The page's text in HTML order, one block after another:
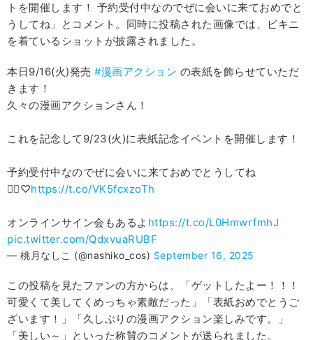
トを開催します！ 予約受付中なのでぜに会いに来ておめでと
うしてね」とコメント。同時に投稿された画像では、ビキニ
を着ているショットが披露されました。
本日9/16(火)発売 #漫画アクション の表紙を飾らせていただ
きます！
久々の漫画アクションさん！
これを記念して9/23(火)に表紙記念イベントを開催します！
予約受付中なのでぜに会いに来ておめでとうしてね
🙋‍♀️♡https://t.co/VK5fcxzoTh
オンラインサイン会もあるよ https://t.co/L0HmwrfmhJ
pic.twitter.com/QdxvuaRUBF
— 桃月なしこ (@nashiko_cos) September 16, 2025
この投稿を見たファンの方からは、「ゲットしたよー！！！
可愛くて美してくめっちゃ素敵だった」「表紙おめでとうご
ざいます！」「久しぶりの漫画アクション楽しみです。」
「美しい～」といった称賛のコメントが送られました。